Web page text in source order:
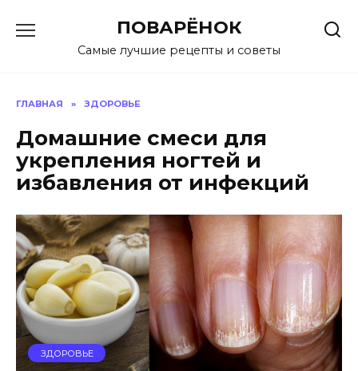
содержанию
ПОВАРЁНОК
Самые лучшие рецепты и советы
ГЛАВНАЯ » ЗДОРОВЬЕ
Домашние смеси для
укрепления ногтей и
избавления от инфекций
ЗДОРОВЬЕ